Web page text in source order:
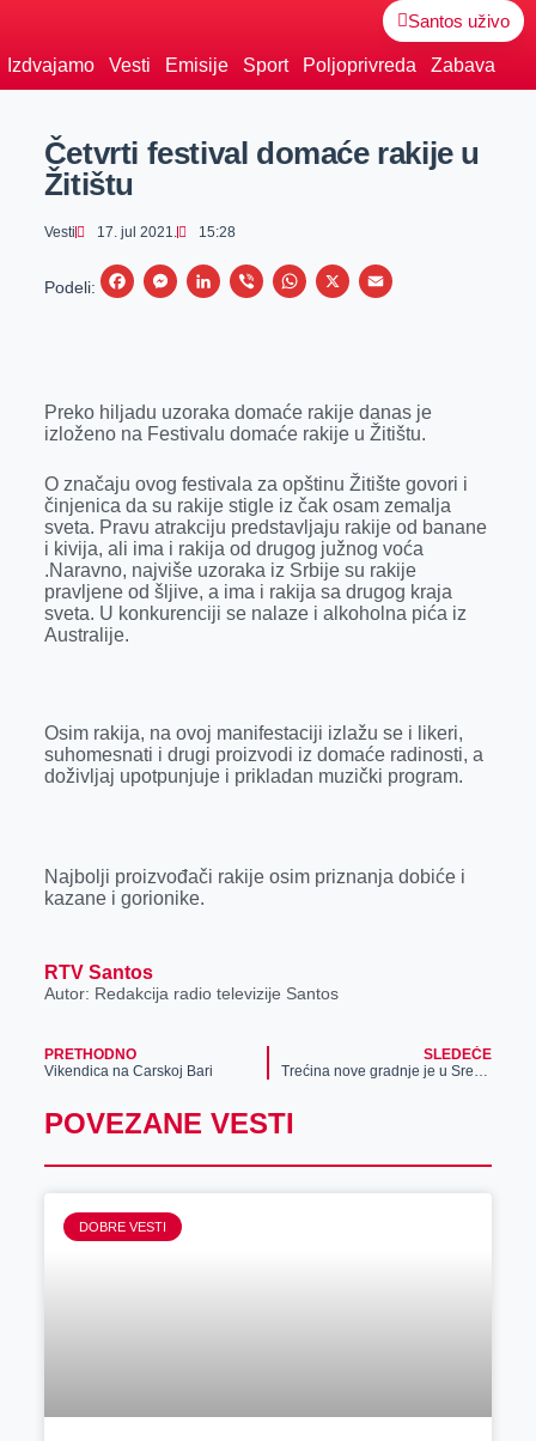
Santos uživo
Izdvajamo Vesti Emisije Sport Poljoprivreda Zabava
Četvrti festival domaće rakije u
Žitištu
Vesti 17. jul 2021. 15:28
Podeli:
F
b
o
k
M
e
g
e
r
L
e
I
n
V
r
W
s
p
p
X
E
l
Preko hiljadu uzoraka domaće rakije danas je
izloženo na Festivalu domaće rakije u Žitištu.
O značaju ovog festivala za opštinu Žitište govori i
činjenica da su rakije stigle iz čak osam zemalja
sveta. Pravu atrakciju predstavljaju rakije od banane
i kivija, ali ima i rakija od drugog južnog voća
.Naravno, najviše uzoraka iz Srbije su rakije
pravljene od šljive, a ima i rakija sa drugog kraja
sveta. U konkurenciji se nalaze i alkoholna pića iz
Australije.
Osim rakija, na ovoj manifestaciji izlažu se i likeri,
suhomesnati i drugi proizvodi iz domaće radinosti, a
doživljaj upotpunjuje i prikladan muzički program.
Najbolji proizvođači rakije osim priznanja dobiće i
kazane i gorionike.
RTV Santos
Autor: Redakcija radio televizije Santos
PRETHODNO
Vikendica na Carskoj Bari
SLEDEĆE
Trećina nove gradnje je u Srednjem Banatu
POVEZANE VESTI
DOBRE VESTI